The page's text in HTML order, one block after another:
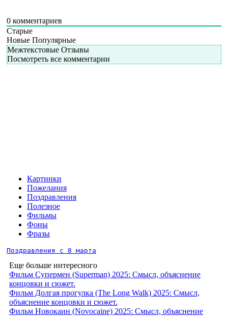
0 комментариев
Старые
Новые Популярные
Межтекстовые Отзывы
Посмотреть все комментарии
Картинки
Пожелания
Поздравления
Полезное
Фильмы
Фоны
Фразы
Поздравления с 8 марта
Еще больше интересного
Фильм Супермен (Superman) 2025: Смысл, объяснение
концовки и сюжет.
Фильм Долгая прогулка (The Long Walk) 2025: Смысл,
объяснение концовки и сюжет.
Фильм Новокаин (Novocaine) 2025: Смысл, объяснение